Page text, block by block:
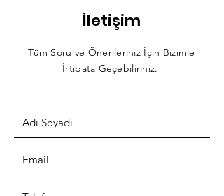
İletişim
Tüm Soru ve Önerileriniz İçin Bizimle
İrtibata Geçebiliriniz.